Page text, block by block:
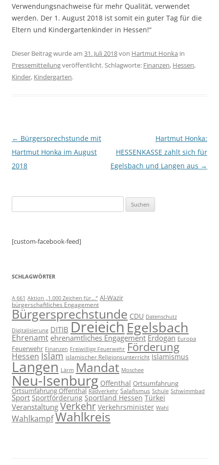
Verwendungsnachweise für mehr Qualität, verwendet
werden. Der 1. August 2018 ist somit ein guter Tag für die
Eltern und Kindergartenkinder in Hessen!“
Dieser Beitrag wurde am 31. Juli 2018von Hartmut Honka in
Pressemitteilungveröffentlicht. Schlagworte: Finanzen, Hessen,
Kinder, Kindergarten.
Beitragsnavigation
← Bürgersprechstunde mit
Hartmut Honka im August
2018
Hartmut Honka:
HESSENKASSE zahlt sich für
Egelsbach und Langen aus →
nach:
[custom-facebook-feed]
SCHLAGWÖRTER
A 661 Aktion „1.000 Zeichen für...“ Al-Wazir
bürgerschaftliches Engagement
Bürgersprechstunde CDU Datenschutz
Digitalisierung DITIB DreieichEgelsbach
Ehrenamt ehrenamtliches Engagement Erdogan Europa
Feuerwehr Finanzen Freiwillige Feuerwehr Förderung
Hessen Islam islamischer Religionsunterricht Islamismus
Langen Lärm Mandat Moschee
Neu-Isenburg Offenthal Ortsumfahrung
Ortsumfahrung Offenthal Radverkehr Salafismus Schule Schwimmbad
Sport Sportförderung Sportland Hessen Türkei
Veranstaltung Verkehr Verkehrsminister Wahl
WahlkampfWahlkreis